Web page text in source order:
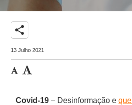
share
13 Julho 2021
Covid-19 – Desinformação e